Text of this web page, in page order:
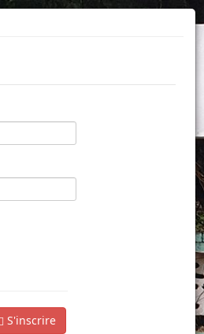
S'inscrire